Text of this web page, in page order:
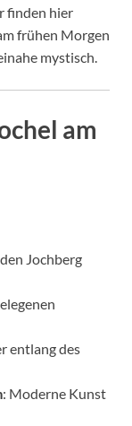
finden hier
frühen Morgen
mystisch.
am
Jochberg
entlang des
: Moderne Kunst